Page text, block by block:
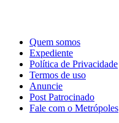
Quem somos
Expediente
Política de Privacidade
Termos de uso
Anuncie
Post Patrocinado
Fale com o Metrópoles